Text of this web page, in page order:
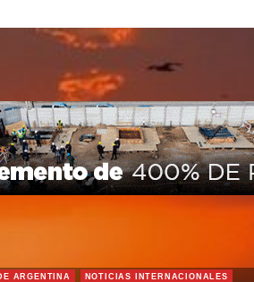
ARGENTINA NOTICIAS INTERNACIONALES